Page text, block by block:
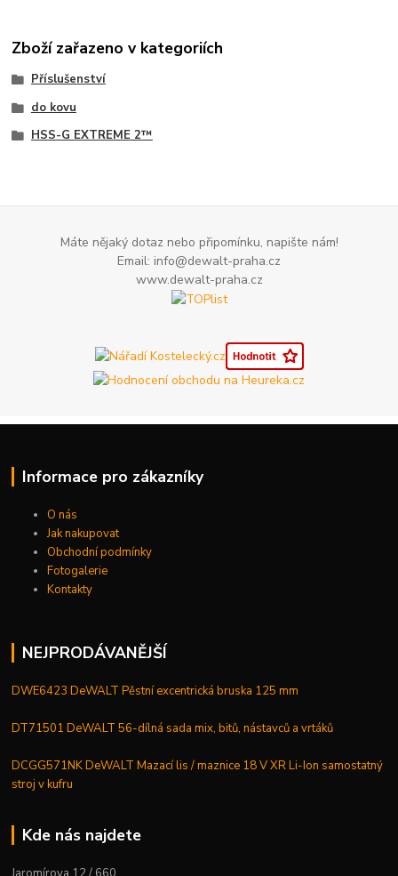
Zboží zařazeno v kategoriích
Příslušenství
do kovu
HSS-G EXTREME 2™
Máte nějaký dotaz nebo připomínku, napište nám!
Email: info@dewalt-praha.cz
www.dewalt-praha.cz
Informace pro zákazníky
O nás
Jak nakupovat
Obchodní podmínky
Fotogalerie
Kontakty
NEJPRODÁVANĚJŠÍ
DWE6423 DeWALT Pěstní excentrická bruska 125 mm
DT71501 DeWALT 56-dílná sada mix, bitů, nástavců a vrtáků
DCGG571NK DeWALT Mazací lis / maznice 18 V XR Li-Ion samostatný
stroj v kufru
Kde nás najdete